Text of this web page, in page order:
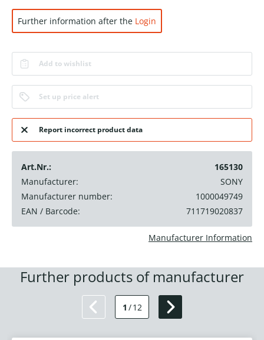
Further information after the Login
Add to wishlist
Set up price alert
Report incorrect product data
Art.Nr.:
165130
Manufacturer:
SONY
Manufacturer number:
1000049749
EAN / Barcode:
711719020837
Manufacturer Information
Further products of manufacturer
1 /12